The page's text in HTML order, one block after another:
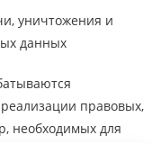
уничтожения и
данных
правовых,
необходимых для